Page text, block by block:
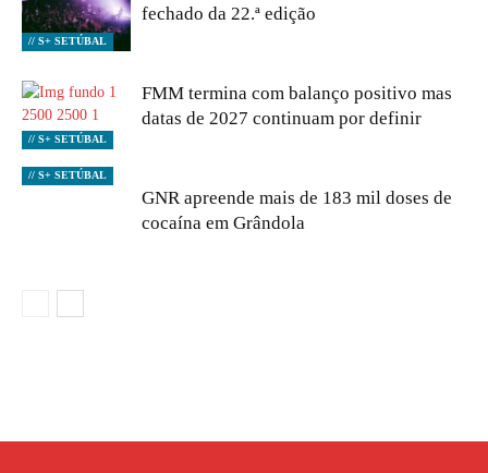
// S+ SETÚBAL
fechado da 22.ª edição
// S+ SETÚBAL
FMM termina com balanço positivo mas
datas de 2027 continuam por definir
// S+ SETÚBAL
GNR apreende mais de 183 mil doses de
cocaína em Grândola